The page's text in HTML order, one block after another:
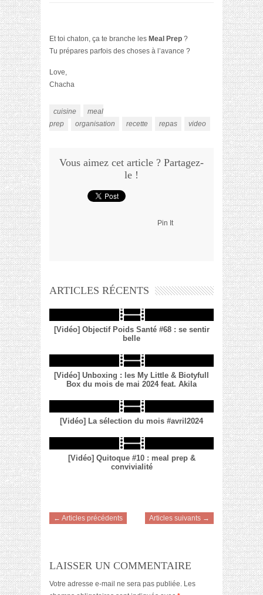
Et toi chaton, ça te branche les Meal Prep ?
Tu prépares parfois des choses à l’avance ?
Love,
Chacha
cuisine
meal
prep
organisation recette repas video
Vous aimez cet article ? Partagez-
le !
Pin It
ARTICLES RÉCENTS
[Vidéo] Objectif Poids Santé #68 : se sentir
belle
[Vidéo] Unboxing : les My Little & Biotyfull
Box du mois de mai 2024 feat. Akila
[Vidéo] La sélection du mois #avril2024
[Vidéo] Quitoque #10 : meal prep &
convivialité
← Articles précédents Articles suivants →
LAISSER UN COMMENTAIRE
Votre adresse e-mail ne sera pas publiée. Les